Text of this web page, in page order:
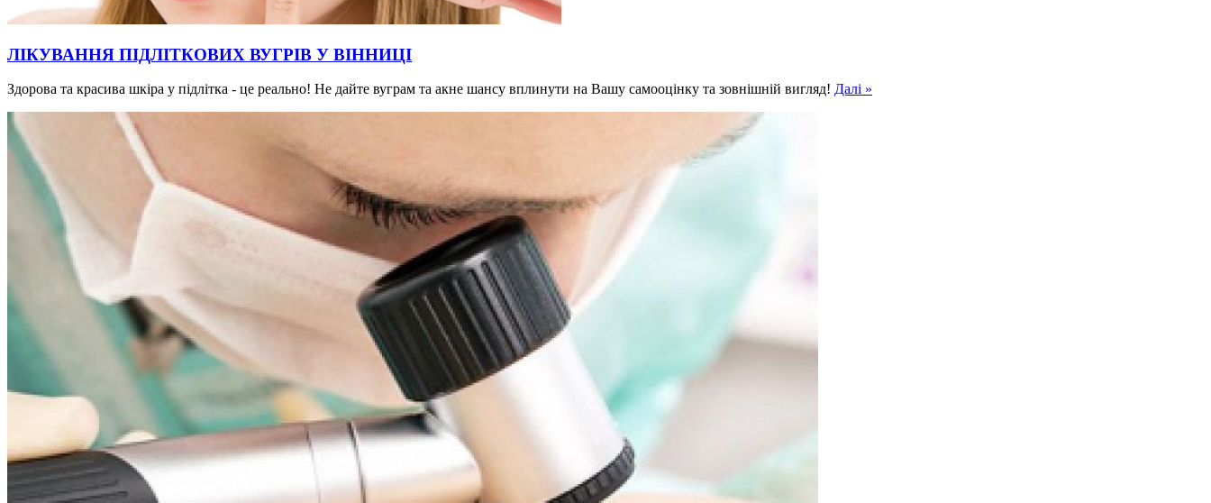
ЛІКУВАННЯ ПІДЛІТКОВИХ ВУГРІВ У ВІННИЦІ
Здорова та красива шкіра у підлітка - це реально! Не дайте вуграм та акне шансу вплинути на Вашу самооцінку та зовнішній вигляд! Далі »